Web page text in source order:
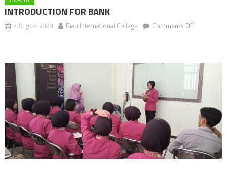
INTRODUCTION FOR BANK
7 August 2023 Riau International College Comments Offon